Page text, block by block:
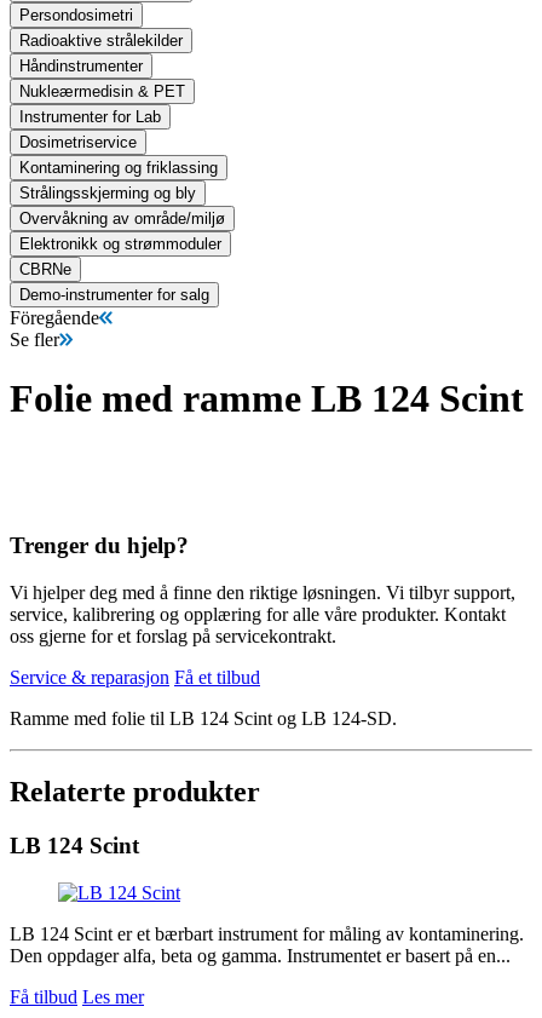
Persondosimetri
Radioaktive strålekilder
Håndinstrumenter
Nukleærmedisin & PET
Instrumenter for Lab
Dosimetriservice
Kontaminering og friklassing
Strålingsskjerming og bly
Overvåkning av område/miljø
Elektronikk og strømmoduler
CBRNe
Demo-instrumenter for salg
Föregående
Se fler
Folie med ramme LB 124 Scint
Trenger du hjelp?
Vi hjelper deg med å finne den riktige løsningen. Vi tilbyr support,
service, kalibrering og opplæring for alle våre produkter. Kontakt
oss gjerne for et forslag på servicekontrakt.
Service & reparasjon Få et tilbud
Ramme med folie til LB 124 Scint og LB 124-SD.
Relaterte produkter
LB 124 Scint
LB 124 Scint er et bærbart instrument for måling av kontaminering.
Den oppdager alfa, beta og gamma. Instrumentet er basert på en...
Få tilbud Les mer